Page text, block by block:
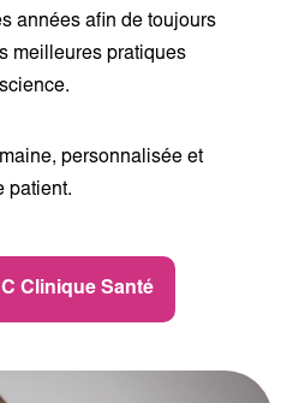
années afin de toujours
meilleures pratiques
personnalisée et
patient.
Clinique Santé